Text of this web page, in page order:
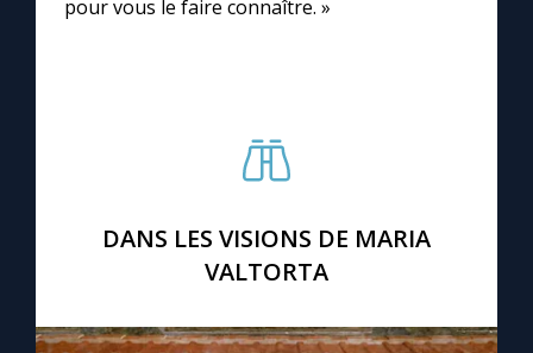
1000 Raisons de Croire
pour vous le faire connaître. »
DANS LES VISIONS DE MARIA
VALTORTA